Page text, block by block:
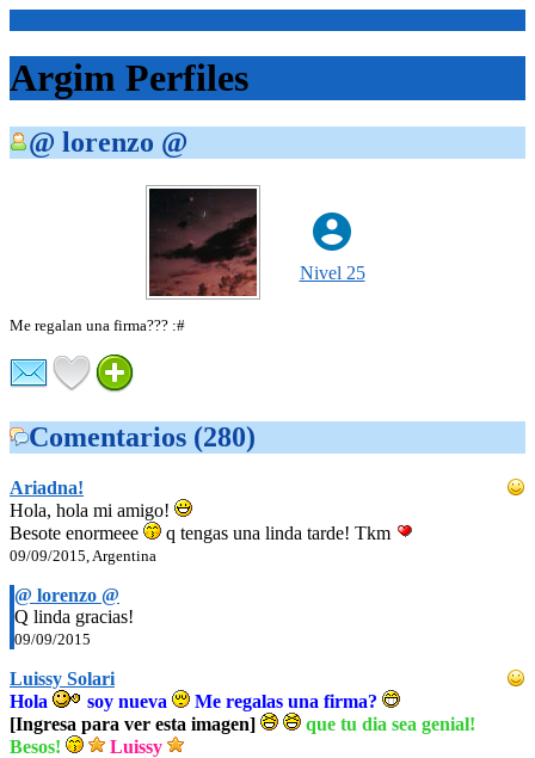
Argim Perfiles
@ lorenzo @
Nivel 25
Me regalan una firma??? :#
Comentarios (280)
Ariadna!
Hola, hola mi amigo!
Besote enormeee
q tengas una linda tarde! Tkm
09/09/2015, Argentina
@ lorenzo @
Q linda gracias!
09/09/2015
Luissy Solari
Hola
soy nueva
Me regalas una firma?
[Ingresa para ver esta imagen]
que tu dia sea genial!
Besos!
Luissy